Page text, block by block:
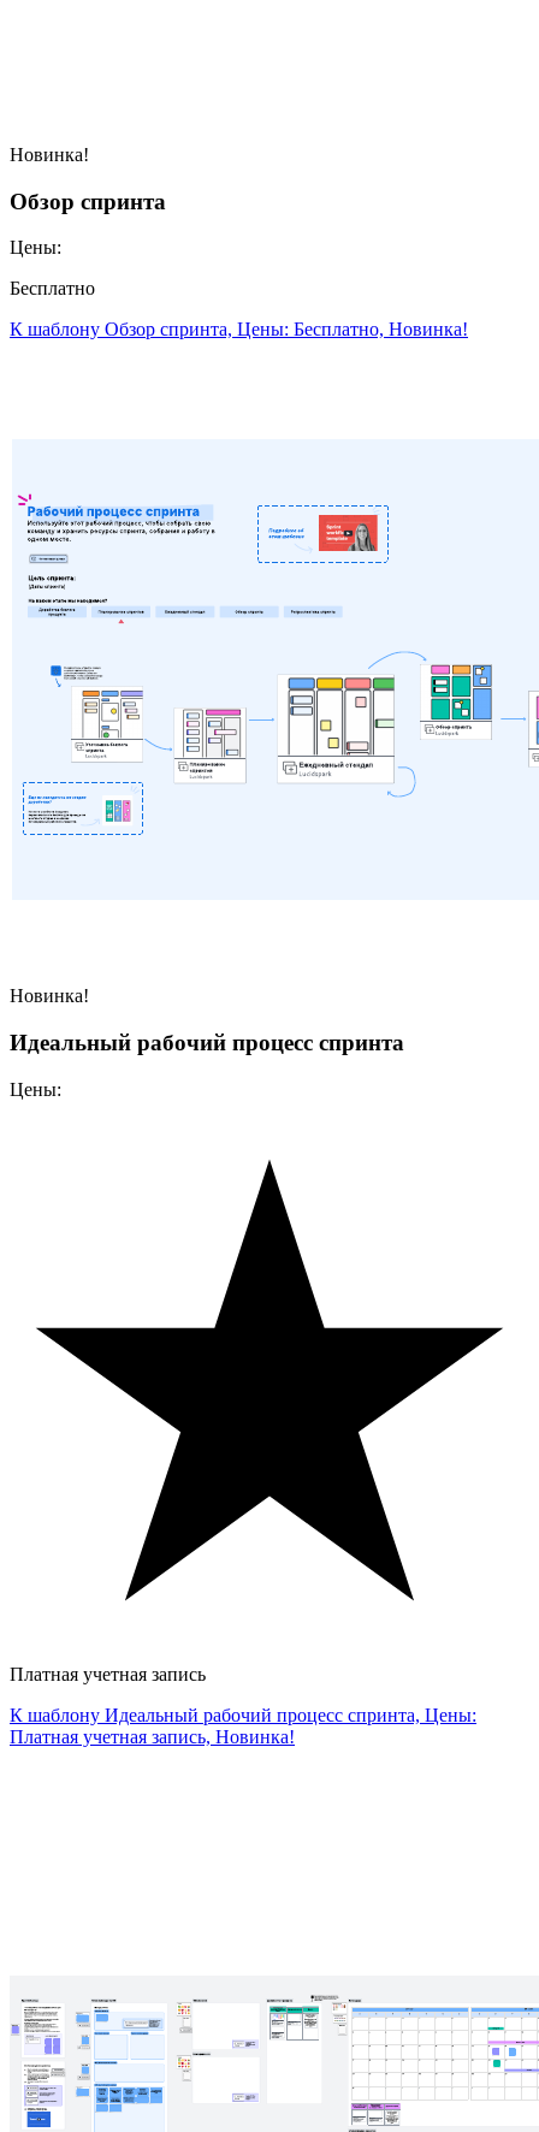
Новинка!
Обзор спринта
Цены:
Бесплатно
К шаблону Обзор спринта, Цены: Бесплатно, Новинка!
Новинка!
Идеальный рабочий процесс спринта
Цены:
Платная учетная запись
К шаблону Идеальный рабочий процесс спринта, Цены:
Платная учетная запись, Новинка!